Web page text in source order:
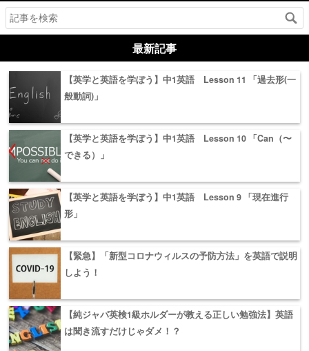
最新記事
【英学と英語を学ぼう】中1英語 Lesson 11 「過去形(一
般動詞)」
【英学と英語を学ぼう】中1英語 Lesson 10 「Can（〜
できる）」
【英学と英語を学ぼう】中1英語 Lesson 9 「現在進行
形」
【緊急】「新型コロナウィルスの予防方法」を英語で説明
しよう！
【純ジャパ英検1級ホルダーが教える正しい勉強法】英語
は聞き流すだけじゃダメ！？